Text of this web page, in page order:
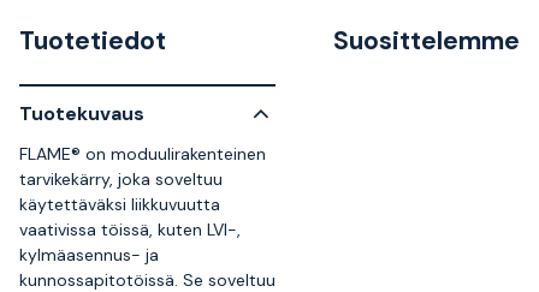
Tuotetiedot
Tuotekuvaus
FLAME® on moduulirakenteinen
tarvikekärry, joka soveltuu
käytettäväksi liikkuvuutta
vaativissa töissä, kuten LVI-,
kylmäasennus- ja
kunnossapitotöissä. Se soveltuu
Suosittelemme